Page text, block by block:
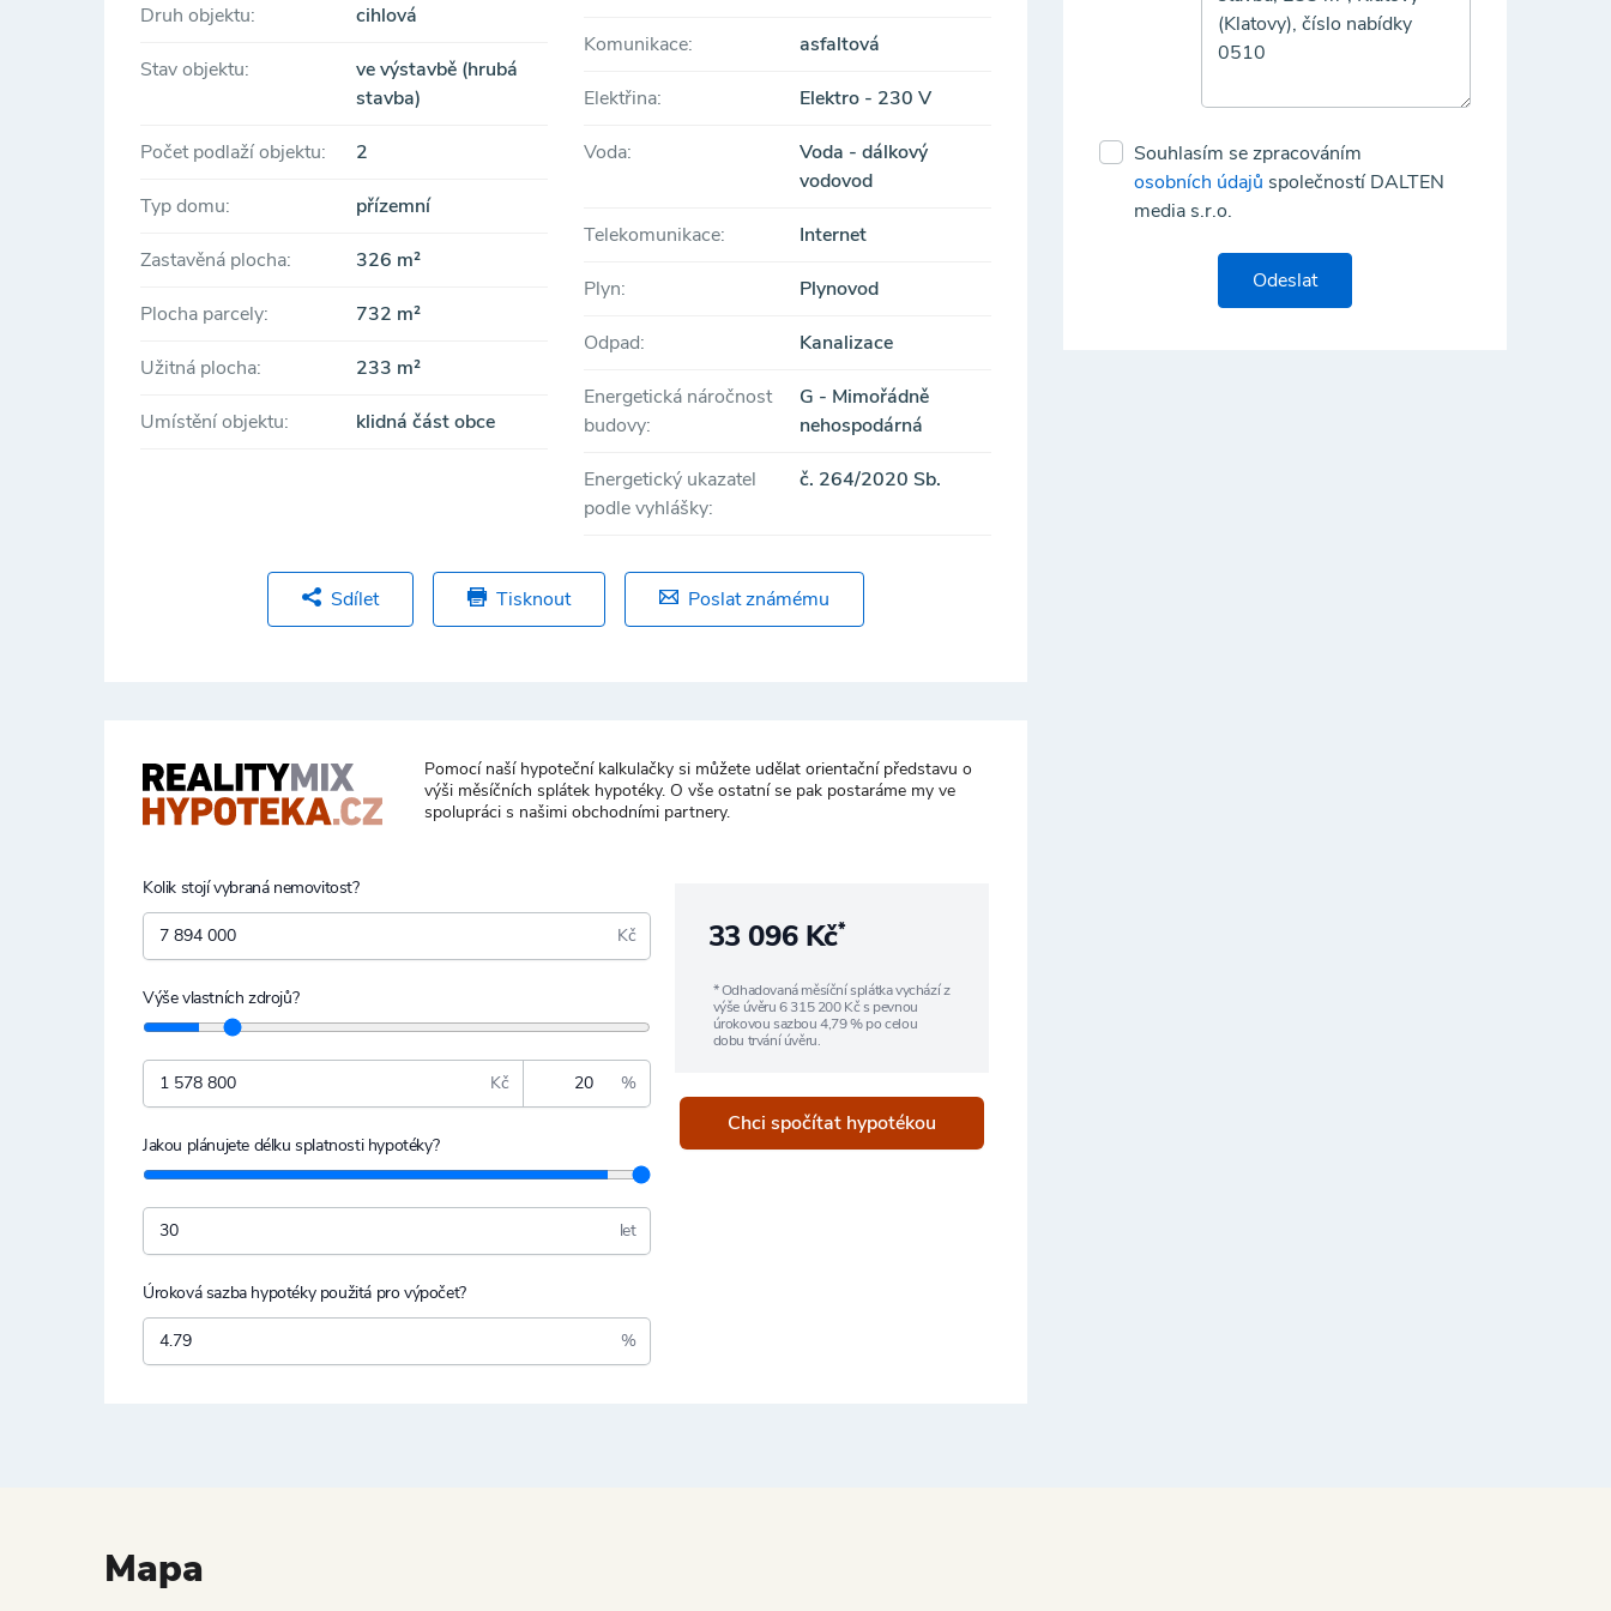
Druh objektu: cihlová
Stav objektu:
ve výstavbě (hrubá
stavba)
Počet podlaží objektu: 2
Typ domu: přízemní
Zastavěná plocha: 326 m²
Plocha parcely: 732 m²
Užitná plocha: 233 m²
Umístění objektu: klidná část obce
Komunikace: asfaltová
Elektřina: Elektro - 230 V
Voda:
Voda - dálkový
vodovod
Telekomunikace: Internet
Plyn: Plynovod
Odpad: Kanalizace
Energetická náročnost
budovy:
G - Mimořádně
nehospodárná
Energetický ukazatel
podle vyhlášky:
č. 264/2020 Sb.
Sdílet Tisknout Poslat známému
Pomocí naší hypoteční kalkulačky si můžete udělat orientační představu o
výši měsíčních splátek hypotéky. O vše ostatní se pak postaráme my ve
spolupráci s našimi obchodními partnery.
Kolik stojí vybraná nemovitost?
Kč
Výše vlastních zdrojů?
Kč %
Jakou plánujete délku splatnosti hypotéky?
let
Úroková sazba hypotéky použitá pro výpočet?
%
33 096 Kč*
* Odhadovaná měsíční splátka vychází z
výše úvěru6 315 200Kč s pevnou
úrokovou sazbou4,79% po celou
dobu trvání úvěru.
Chci spočítat hypotékou
Souhlasím se zpracováním
osobních údajů společností DALTEN
media s.r.o.
Odeslat
Mapa